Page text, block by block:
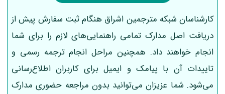
کارشناسان شبکه مترجمین اشراق هنگام ثبت سفارش پیش از
دریافت اصل مدارک تمامی راهنمایی‌های لازم را برای شما
انجام خواهند داد. همچنین مراحل انجام ترجمه رسمی و
تاییدات آن با پیامک و ایمیل برای کاربران اطلاع‌رسانی
می‌شود. شما عزیزان می‌توانید بدون مراجعه حضوری مدارک